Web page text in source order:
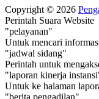
Copyright © 2026
Perintah Suara Website
"pelayanan"
Untuk mencari
"jadwal sidang"
Perintah untuk
"laporan kinerja
Untuk ke halaman
"berita pengadilan"